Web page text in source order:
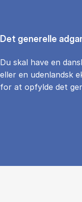
Det generelle
Du skal have en
eller en udenlandsk
for at opfylde det